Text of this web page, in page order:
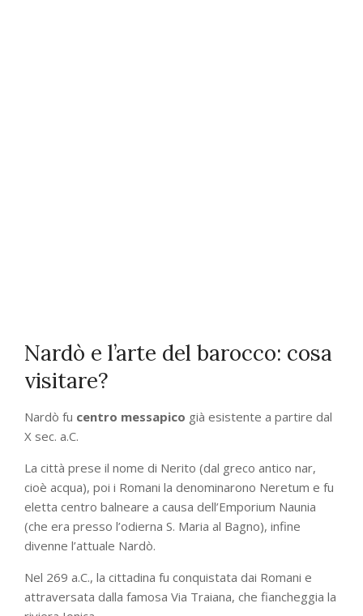
Nardò e l’arte del barocco: cosa
visitare?
Nardò fu centro messapico già esistente a partire dal
X sec. a.C.
La città prese il nome di Nerito (dal greco antico nar,
cioè acqua), poi i Romani la denominarono Neretum e fu
eletta centro balneare a causa dell’Emporium Naunia
(che era presso l’odierna S. Maria al Bagno), infine
divenne l’attuale Nardò.
Nel 269 a.C., la cittadina fu conquistata dai Romani e
attraversata dalla famosa Via Traiana, che fiancheggia la